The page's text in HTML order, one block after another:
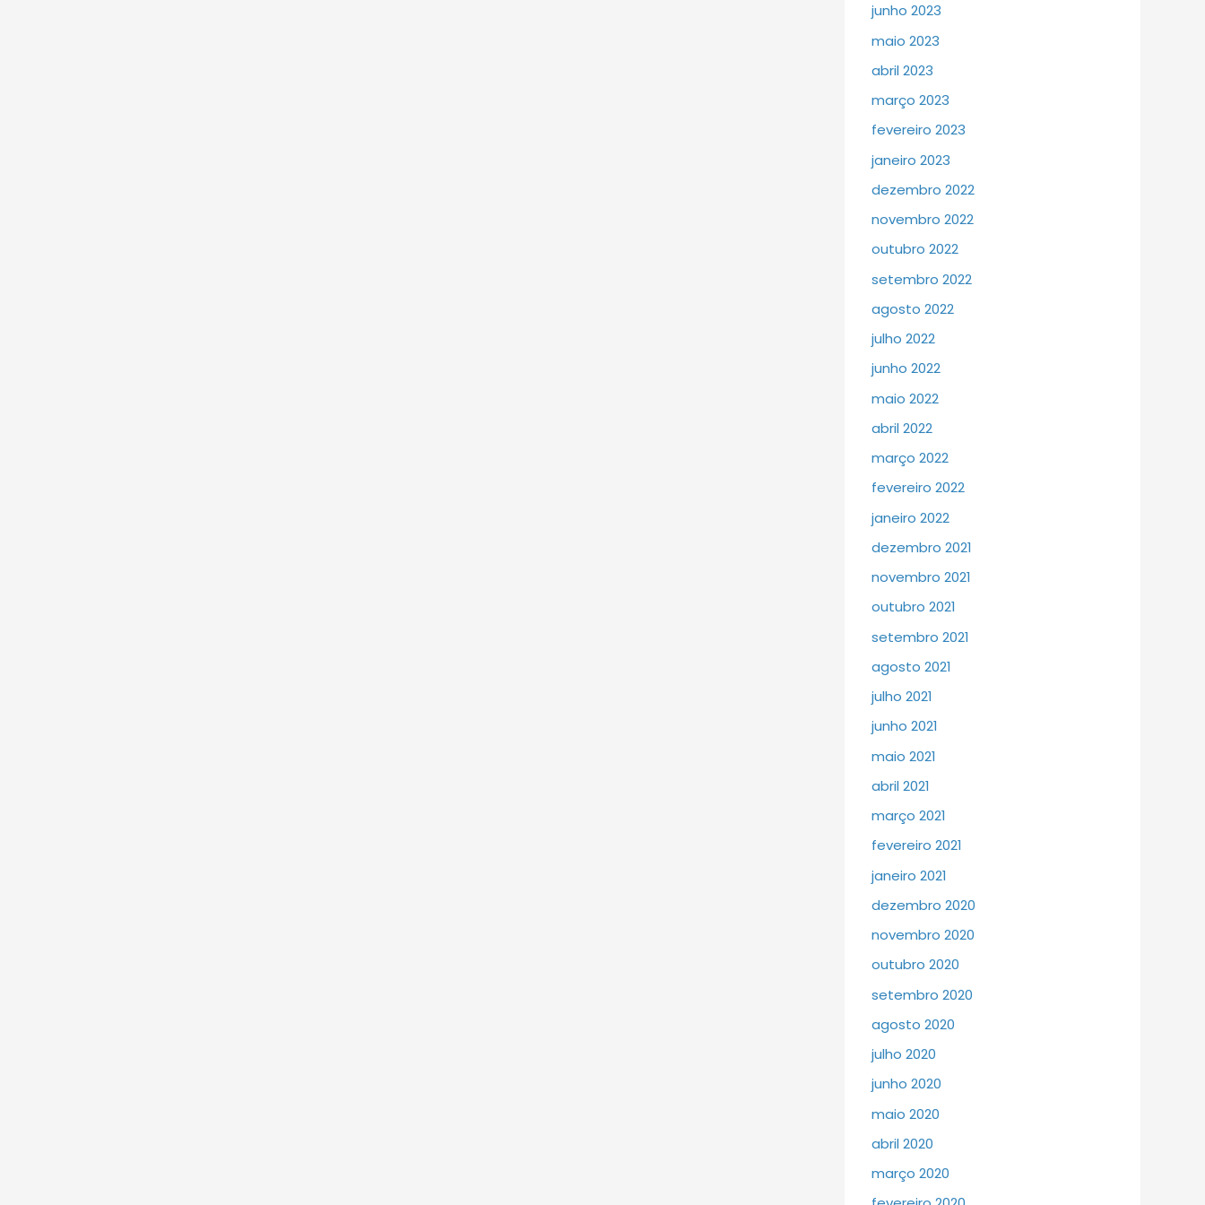
junho 2023
maio 2023
abril 2023
março 2023
fevereiro 2023
janeiro 2023
dezembro 2022
novembro 2022
outubro 2022
setembro 2022
agosto 2022
julho 2022
junho 2022
maio 2022
abril 2022
março 2022
fevereiro 2022
janeiro 2022
dezembro 2021
novembro 2021
outubro 2021
setembro 2021
agosto 2021
julho 2021
junho 2021
maio 2021
abril 2021
março 2021
fevereiro 2021
janeiro 2021
dezembro 2020
novembro 2020
outubro 2020
setembro 2020
agosto 2020
julho 2020
junho 2020
maio 2020
abril 2020
março 2020